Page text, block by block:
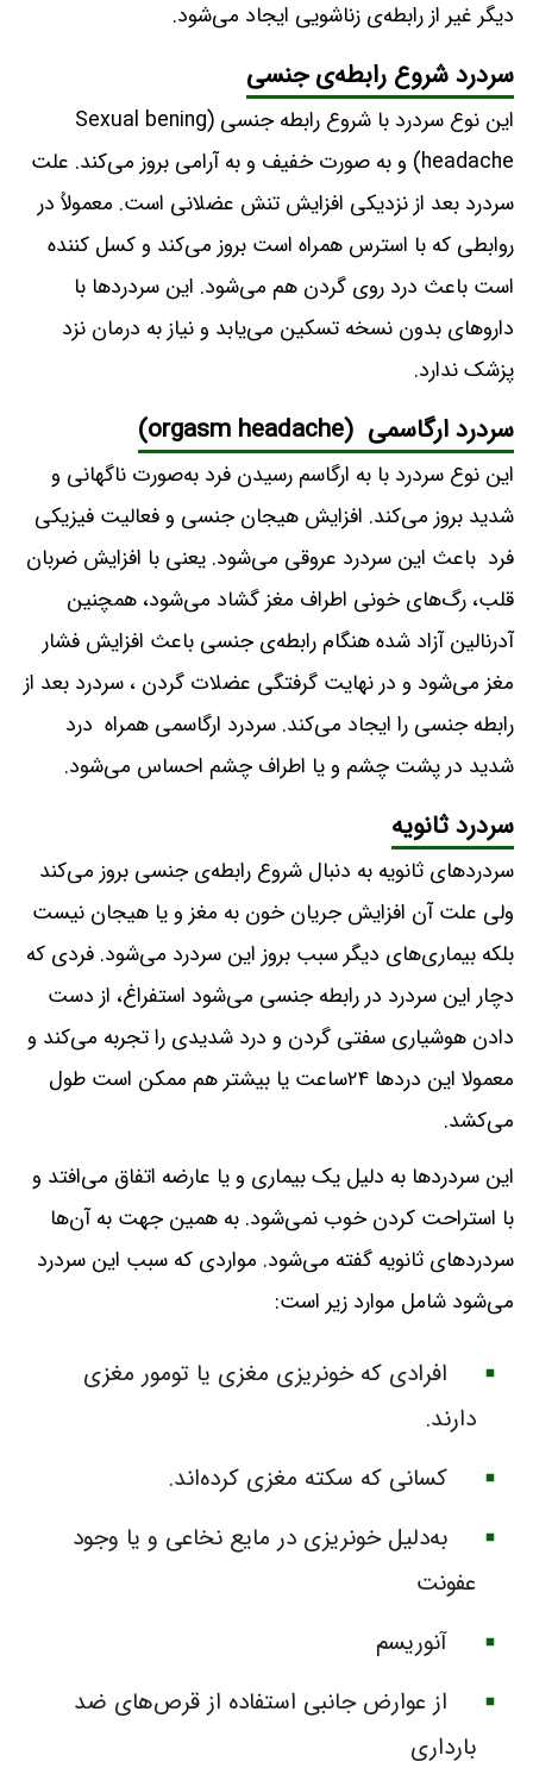
دیگر غیر از رابطه‌ی زناشویی ایجاد می‌شود.
سردرد شروع رابطه‌ی جنسی
این نوع سردرد با شروع رابطه جنسی (Sexual bening
headache) و به صورت خفیف و به آرامی بروز می‌کند. علت
سردرد بعد از نزدیکی افزایش تنش عضلانی است. معمولاُ در
روابطی که با استرس همراه است بروز می‌کند و کسل کننده
است باعث درد روی گردن هم می‌شود. این سردردها با
داروهای بدون نسخه تسکین می‌یابد و نیاز به درمان نزد
پزشک ندارد.
سردرد ارگاسمی (orgasm headache)
این نوع سردرد با به ارگاسم رسیدن فرد به‌صورت ناگهانی و
شدید بروز می‌کند. افزایش هیجان جنسی و فعالیت فیزیکی
فرد باعث این سردرد عروقی می‌شود. یعنی با افزایش ضربان
قلب، رگ‌های خونی اطراف مغز گشاد می‌شود، همچنین
آدرنالین آزاد شده هنگام رابطه‌ی جنسی باعث افزایش فشار
مغز می‌شود و در نهایت گرفتگی عضلات گردن ، سردرد بعد از
رابطه جنسی را ایجاد می‌کند. سردرد ارگاسمی همراه درد
شدید در پشت چشم و یا اطراف چشم احساس می‌شود.
سردرد ثانویه
سردردهای ثانویه به دنبال شروع رابطه‌ی جنسی بروز می‌کند
ولی علت آن افزایش جریان خون به مغز و یا هیجان نیست
بلکه بیماری‌های دیگر سبب بروز این سردرد می‌شود. فردی که
دچار این سردرد در رابطه جنسی می‌شود استفراغ، از دست
دادن هوشیاری سفتی گردن و درد شدیدی را تجربه می‌کند و
معمولا این دردها ۲۴ساعت یا بیشتر هم ممکن است طول
می‌کشد.
این سردردها به دلیل یک بیماری و یا عارضه اتفاق می‌افتد و
با استراحت کردن خوب نمی‌شود. به همین جهت به آن‌ها
سردردهای ثانویه گفته می‌شود. مواردی که سبب این سردرد
می‌شود شامل موارد زیر است:
افرادی که خونریزی مغزی یا تومور مغزی
دارند.
کسانی که سکته مغزی کرده‌اند.
به‌دلیل خونریزی در مایع نخاعی و یا وجود
عفونت
آنوریسم
از عوارض جانبی استفاده از قرص‌های ضد
بارداری